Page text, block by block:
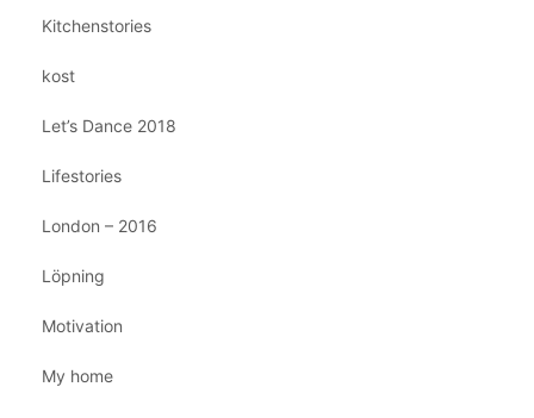
Kitchenstories
kost
Let’s Dance 2018
Lifestories
London – 2016
Löpning
Motivation
My home